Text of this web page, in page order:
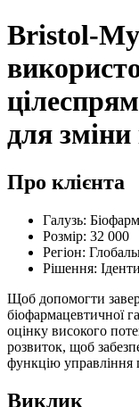
Bristol-
для
Про клієнта
Галузь:
Розмір: 32 000
Регіон:
Рішення:
Щоб допомогти
біофармацевтичної
оцінку високого
розвиток, щоб
функцію управління
Виклик